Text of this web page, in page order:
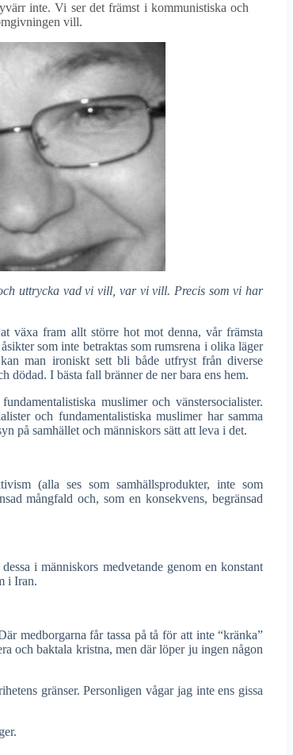
inte. Vi ser det främst i kommunistiska och
vill.
uttrycka vad vi vill, var vi vill. Precis som vi har
växa fram allt större hot mot denna, vår främsta
som inte betraktas som rumsrena i olika läger
man ironiskt sett bli både utfryst från diverse
dödad. I bästa fall bränner de ner bara ens hem.
muslimer och vänstersocialister.
och fundamentalistiska muslimer har samma
på samhället och människors sätt att leva i det.
(alla ses som samhällsprodukter, inte som
mångfald och, som en konsekvens, begränsad
i människors medvetande genom en konstant
i Iran.
medborgarna får tassa på tå för att inte “kränka”
och baktala kristna, men där löper ju ingen någon
gränser. Personligen vågar jag inte ens gissa